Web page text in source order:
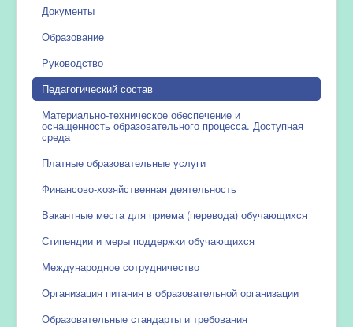
Документы
Образование
Руководство
Педагогический состав
Материально-техническое обеспечение и
оснащенность образовательного процесса. Доступная
среда
Платные образовательные услуги
Финансово-хозяйственная деятельность
Вакантные места для приема (перевода) обучающихся
Стипендии и меры поддержки обучающихся
Международное сотрудничество
Организация питания в образовательной организации
Образовательные стандарты и требования